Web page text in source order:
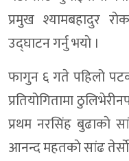
प्रमुख श्यामबहादुर
उद्घाटन गर्नु भयाे ।
फागुन ६ गते पहिलो
प्रतियोगितामा
प्रथम नरसिंह बुढाकाे
आनन्द महतकाे सांढ